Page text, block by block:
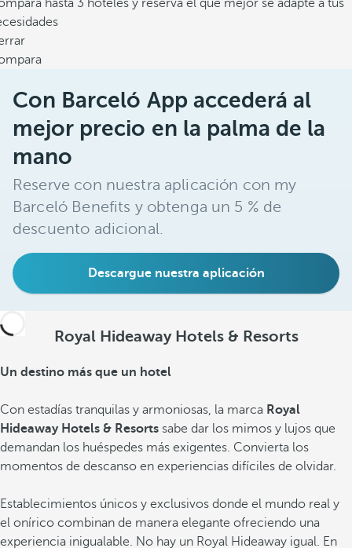
hasta 3 hoteles y reserva el que mejor se adapte a tus
Con Barceló App accederá al
mejor precio en la palma de la
mano
Reserve con nuestra aplicación con my
Barceló Benefits y obtenga un 5 % de
descuento adicional.
Descargue nuestra aplicación
Royal Hideaway Hotels & Resorts
Un destino más que un hotel
Con estadías tranquilas y armoniosas, la marca Royal
Hideaway Hotels & Resorts sabe dar los mimos y lujos que
demandan los huéspedes más exigentes. Convierta los
momentos de descanso en experiencias difíciles de olvidar.
Establecimientos únicos y exclusivos donde el mundo real y
el onírico combinan de manera elegante ofreciendo una
experiencia inigualable. No hay un Royal Hideaway igual. En